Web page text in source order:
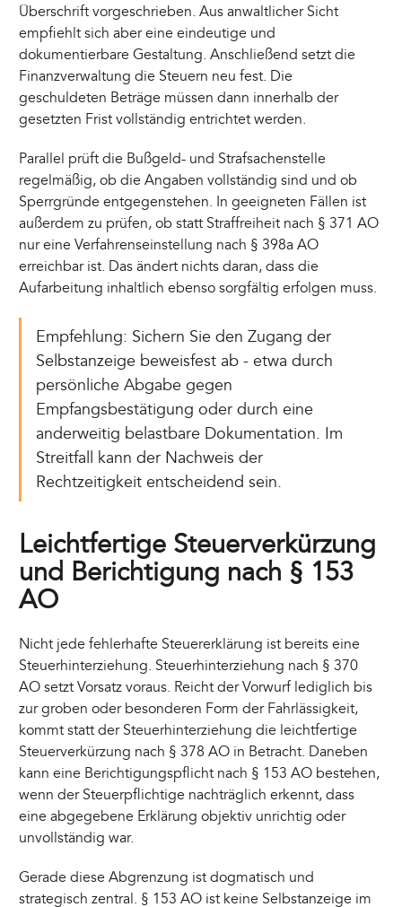
Überschrift vorgeschrieben. Aus anwaltlicher Sicht
empfiehlt sich aber eine eindeutige und
dokumentierbare Gestaltung. Anschließend setzt die
Finanzverwaltung die Steuern neu fest. Die
geschuldeten Beträge müssen dann innerhalb der
gesetzten Frist vollständig entrichtet werden.
Parallel prüft die Bußgeld- und Strafsachenstelle
regelmäßig, ob die Angaben vollständig sind und ob
Sperrgründe entgegenstehen. In geeigneten Fällen ist
außerdem zu prüfen, ob statt Straffreiheit nach § 371 AO
nur eine Verfahrenseinstellung nach § 398a AO
erreichbar ist. Das ändert nichts daran, dass die
Aufarbeitung inhaltlich ebenso sorgfältig erfolgen muss.
Empfehlung: Sichern Sie den Zugang der
Selbstanzeige beweisfest ab - etwa durch
persönliche Abgabe gegen
Empfangsbestätigung oder durch eine
anderweitig belastbare Dokumentation. Im
Streitfall kann der Nachweis der
Rechtzeitigkeit entscheidend sein.
Leichtfertige Steuerverkürzung
und Berichtigung nach § 153
AO
Nicht jede fehlerhafte Steuererklärung ist bereits eine
Steuerhinterziehung. Steuerhinterziehung nach § 370
AO setzt Vorsatz voraus. Reicht der Vorwurf lediglich bis
zur groben oder besonderen Form der Fahrlässigkeit,
kommt statt der Steuerhinterziehung die leichtfertige
Steuerverkürzung nach § 378 AO in Betracht. Daneben
kann eine Berichtigungspflicht nach § 153 AO bestehen,
wenn der Steuerpflichtige nachträglich erkennt, dass
eine abgegebene Erklärung objektiv unrichtig oder
unvollständig war.
Gerade diese Abgrenzung ist dogmatisch und
strategisch zentral. § 153 AO ist keine Selbstanzeige im